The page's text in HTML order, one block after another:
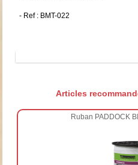
- Ref : BMT-022
Articles
Ruban PADDOCK